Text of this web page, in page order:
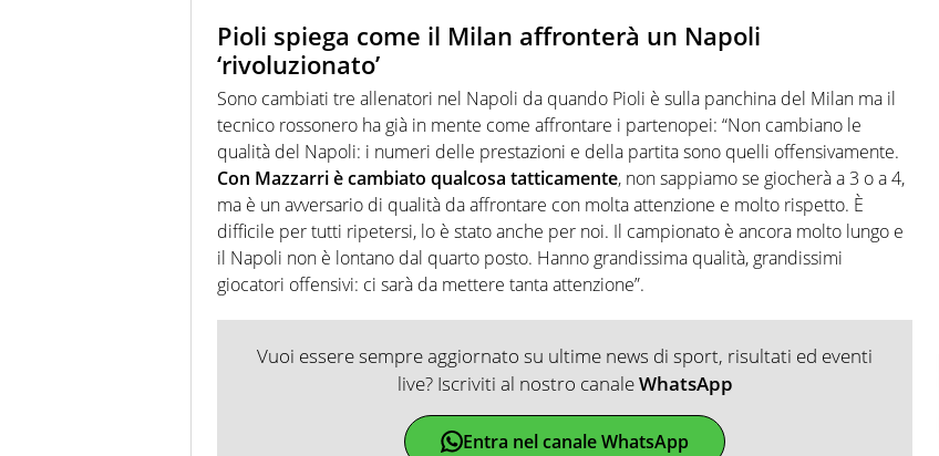
Pioli spiega come il Milan affronterà un Napoli
‘rivoluzionato’
Sono cambiati tre allenatori nel Napoli da quando Pioli è sulla panchina del Milan ma il
tecnico rossonero ha già in mente come affrontare i partenopei: “Non cambiano le
qualità del Napoli: i numeri delle prestazioni e della partita sono quelli offensivamente.
Con Mazzarri è cambiato qualcosa tatticamente, non sappiamo se giocherà a 3 o a 4,
ma è un avversario di qualità da affrontare con molta attenzione e molto rispetto. È
difficile per tutti ripetersi, lo è stato anche per noi. Il campionato è ancora molto lungo e
il Napoli non è lontano dal quarto posto. Hanno grandissima qualità, grandissimi
giocatori offensivi: ci sarà da mettere tanta attenzione”.
Vuoi essere sempre aggiornato su ultime news di sport, risultati ed eventi
live? Iscriviti al nostro canaleWhatsApp
Entra nel canale WhatsApp